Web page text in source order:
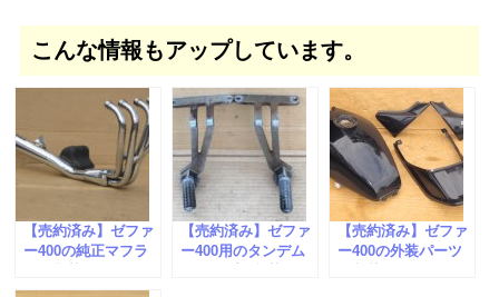
こんな情報もアップしています。
【売約済み】ゼファ
ー400の純正マフラ
【売約済み】ゼファ
ー400用のタンデム
【売約済み】ゼファ
ー400の外装パーツ